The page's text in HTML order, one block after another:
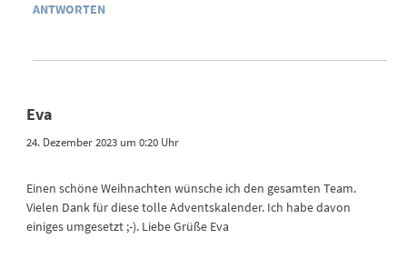
ANTWORTEN
Eva
24. Dezember 2023 um 0:20 Uhr
Einen schöne Weihnachten wünsche ich den gesamten Team.
Vielen Dank für diese tolle Adventskalender. Ich habe davon
einiges umgesetzt ;-). Liebe Grüße Eva